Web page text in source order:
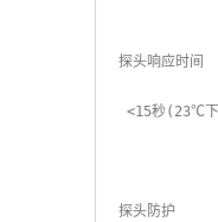
探头响应时间
探头防护